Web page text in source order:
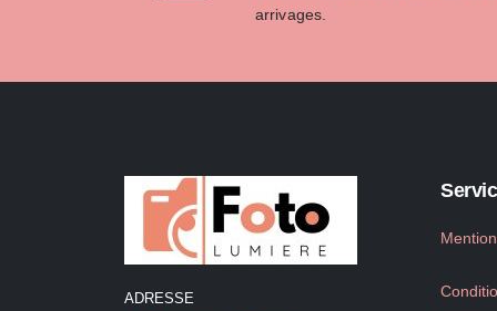
arrivages.
ADRESSE